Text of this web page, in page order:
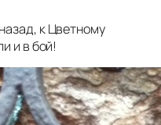
к Цветному
и в бой!